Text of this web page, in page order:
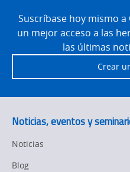
FooterSuscríbase hoy mismo
un mejor acceso a las
las últimas
Crear
Noticias, eventos y
Noticias
Blog